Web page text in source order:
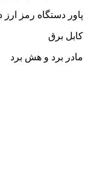
پاور دستگاه رمز ارز
کابل برق
مادر برد و هش برد